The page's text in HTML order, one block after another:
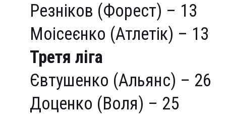
Резніков (Форест) – 13
Моісеєнко (Атлетік) – 13
Третя ліга
Євтушенко (Альянс) – 26
Доценко (Воля) – 25